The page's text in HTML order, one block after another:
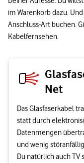
im Warenkorb dazu.
Anschluss-Art buchen.
Kabelfernsehen.
Net
Das Glasfaserkabel
statt durch
Datenmengen
und wenig
Du natürlich auch TV